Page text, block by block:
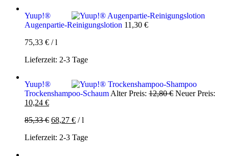
Yuup!®
Augenpartie-Reinigungslotion 11,30 €
75,33 € /l
Lieferzeit: 2-3 Tage
Yuup!®
Trockenshampoo-SchaumAlter Preis: 12,80€ Ursprünglicher
Neuer Preis:
10,24 €Aktueller
ist:
85,33€ 68,27 € /l
Lieferzeit: 2-3 Tage